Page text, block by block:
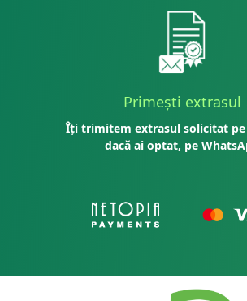
Primești extrasul
Îți trimitem extrasul solicitat pe
dacă ai optat, pe